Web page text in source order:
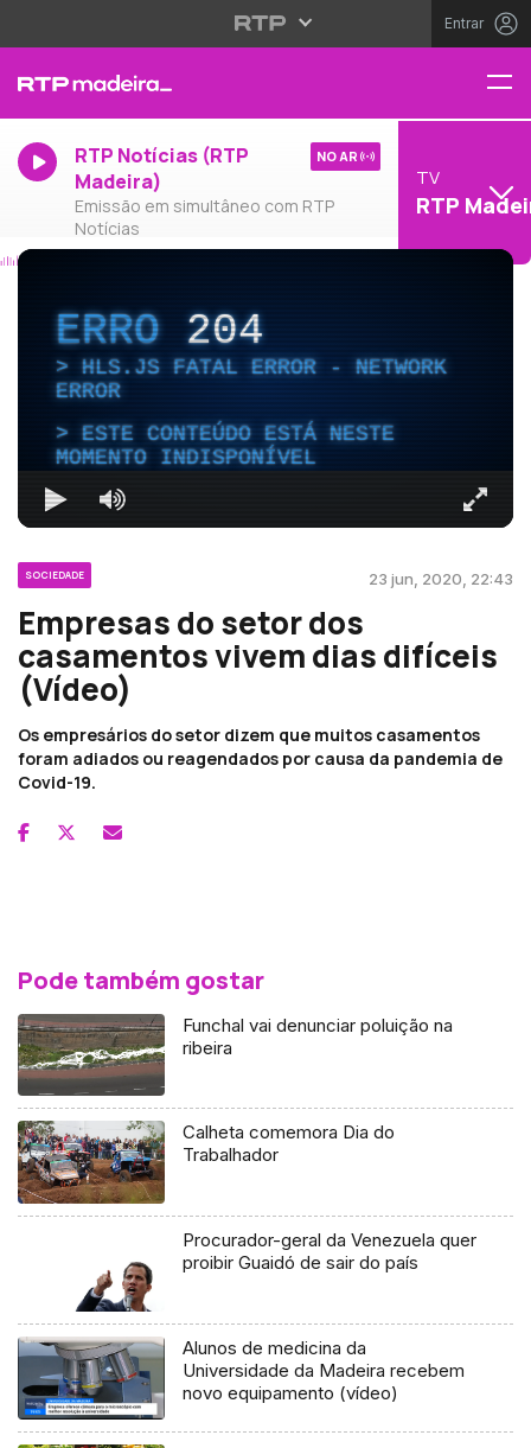
Entrar
RTP Notícias (RTP
Madeira)
Emissão em simultâneo com RTP
Notícias
NO AR
TV
RTP
ERRO204
HLS.JS FATAL ERROR - NETWORK
ERROR
ESTE CONTEÚDO ESTÁ NESTE
MOMENTO INDISPONÍVEL
SOCIEDADE 23 jun, 2020, 22:43
Empresas do setor dos
casamentos vivem dias difíceis
(Vídeo)
Os empresários do setor dizem que muitos casamentos
foram adiados ou reagendados por causa da pandemia de
Covid-19.
Pode também gostar
Funchal vai denunciar poluição na
ribeira
Calheta comemora Dia do
Trabalhador
Procurador-geral da Venezuela quer
proibir Guaidó de sair do país
Alunos de medicina da
Universidade da Madeira recebem
novo equipamento (vídeo)